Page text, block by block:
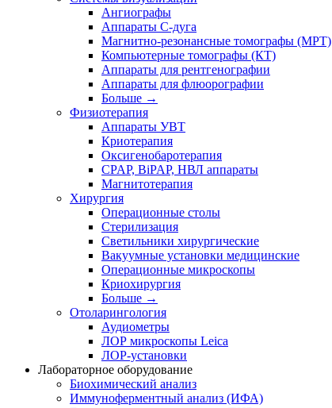
Ангиографы
Аппараты C-дуга
Магнитно-резонансные томографы (МРТ)
Компьютерные томографы (КТ)
Аппараты для рентгенографии
Аппараты для флюорографии
Больше →
Физиотерапия
Аппараты УВТ
Криотерапия
Оксигенобаротерапия
CPAP, BiPAP, НВЛ аппараты
Магнитотерапия
Хирургия
Операционные столы
Стерилизация
Светильники хирургические
Вакуумные установки медицинские
Операционные микроскопы
Криохирургия
Больше →
Отоларингология
Аудиометры
ЛОР микроскопы Leica
ЛОР-установки
Лабораторное оборудование
Биохимический анализ
Иммуноферментный анализ (ИФА)